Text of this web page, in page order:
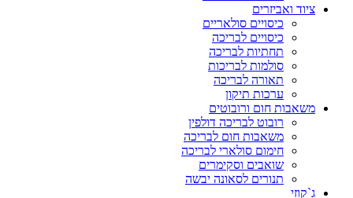
ציוד ואביזרים
כיסויים סולאריים
כיסויים לבריכה
תחתיות לבריכה
סולמות לבריכות
תאורה לבריכה
ערכות תיקון
משאבות חום ורובוטים
רובוט לבריכה דולפין
משאבות חום לבריכה
חימום סולארי לבריכה
שואבים וסקימרים
תנורים לסאונה יבשה
ג`קוזי